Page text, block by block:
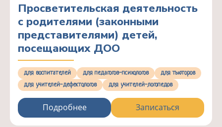
Просветительская деятельность
с родителями (законными
представителями) детей,
посещающих ДОО
для воспитателей для педагогов-психологов
для тьюторов
для учителей-дефектологов
для учителей-логопедов
Подробнее Записаться